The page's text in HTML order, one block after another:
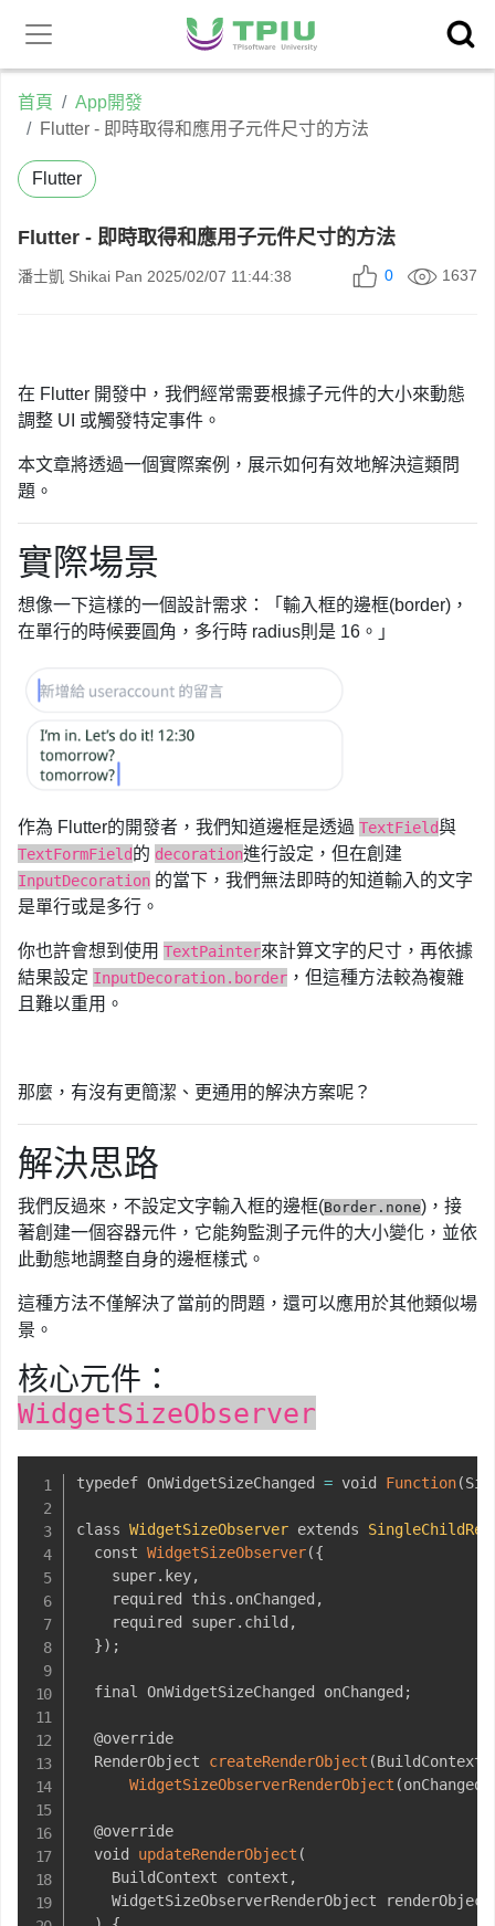
網
產品中心
首頁
App開發
Flutter - 即時取得和應用子元件尺寸的方法
Flutter
Flutter - 即時取得和應用子元件尺寸的方法
潘士凱 Shikai Pan 2025/02/07 11:44:38 0 1637
在 Flutter 開發中，我們經常需要根據子元件的大小來動態
調整 UI 或觸發特定事件。
本文章將透過一個實際案例，展示如何有效地解決這類問
題。
實際場景
想像一下這樣的一個設計需求：「輸入框的邊框(border)，
在單行的時候要圓角，多行時 radius則是 16。」
作為 Flutter的開發者，我們知道邊框是透過 TextField與
TextFormField的 decoration進行設定，但在創建
InputDecoration 的當下，我們無法即時的知道輸入的文字
是單行或是多行。
你也許會想到使用 TextPainter來計算文字的尺寸，再依據
結果設定 InputDecoration.border ，但這種方法較為複雜
且難以重用。
那麼，有沒有更簡潔、更通用的解決方案呢？
解決思路
我們反過來，不設定文字輸入框的邊框(Border.none)，接
著創建一個容器元件，它能夠監測子元件的大小變化，並依
此動態地調整自身的邊框樣式。
這種方法不僅解決了當前的問題，還可以應用於其他類似場
景。
核心元件：
WidgetSizeObserver
typedef OnWidgetSizeChanged = void Function(
class WidgetSizeObserver extends
  const
WidgetSizeObserver({
    super
. key,
    required this
. onChanged ,
    required super
. child ,
}) ;
  final OnWidgetSizeChanged onChanged
;
  @override
  RenderObject
createRenderObject (BuildContext
WidgetSizeObserverRenderObject (onChanged
  @override
  void
updateRenderObject (
    BuildContext context
,
    WidgetSizeObserverRenderObject renderObject